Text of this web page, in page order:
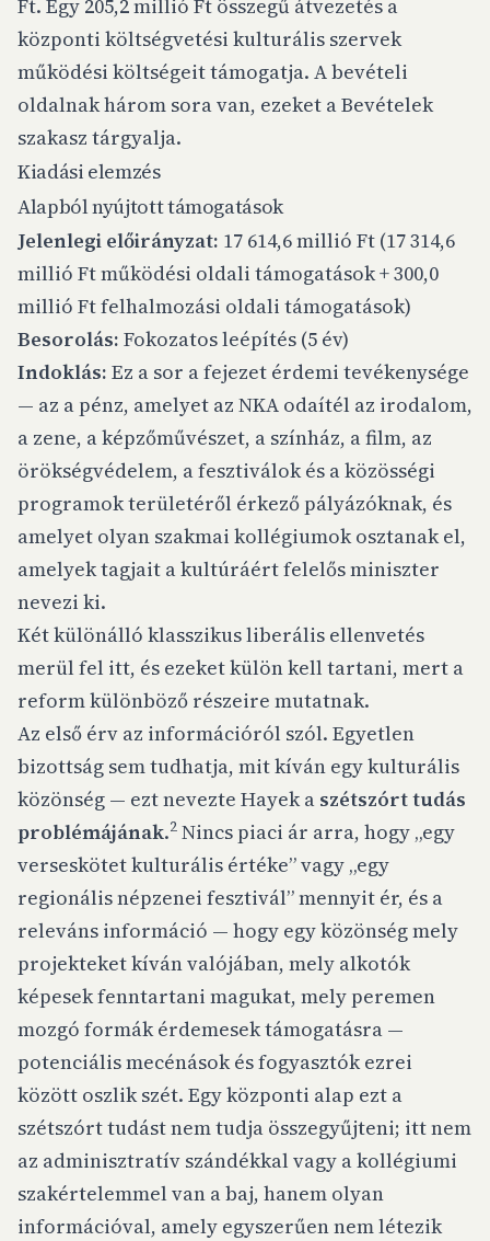
Ft. Egy 205,2 millió Ft összegű átvezetés a
központi költségvetési kulturális szervek
működési költségeit támogatja. A bevételi
oldalnak három sora van, ezeket a Bevételek
szakasz tárgyalja.
Kiadási elemzés
Alapból nyújtott támogatások
Jelenlegi előirányzat: 17 614,6 millió Ft (17 314,6
millió Ft működési oldali támogatások + 300,0
millió Ft felhalmozási oldali támogatások)
Besorolás: Fokozatos leépítés (5 év)
Indoklás: Ez a sor a fejezet érdemi tevékenysége
— az a pénz, amelyet az NKA odaítél az irodalom,
a zene, a képzőművészet, a színház, a film, az
örökségvédelem, a fesztiválok és a közösségi
programok területéről érkező pályázóknak, és
amelyet olyan szakmai kollégiumok osztanak el,
amelyek tagjait a kultúráért felelős miniszter
nevezi ki.
Két különálló klasszikus liberális ellenvetés
merül fel itt, és ezeket külön kell tartani, mert a
reform különböző részeire mutatnak.
Az első érv az információról szól. Egyetlen
bizottság sem tudhatja, mit kíván egy kulturális
közönség — ezt nevezte Hayek a szétszórt tudás
problémájának.2 Nincs piaci ár arra, hogy „egy
verseskötet kulturális értéke” vagy „egy
regionális népzenei fesztivál” mennyit ér, és a
releváns információ — hogy egy közönség mely
projekteket kíván valójában, mely alkotók
képesek fenntartani magukat, mely peremen
mozgó formák érdemesek támogatásra —
potenciális mecénások és fogyasztók ezrei
között oszlik szét. Egy központi alap ezt a
szétszórt tudást nem tudja összegyűjteni; itt nem
az adminisztratív szándékkal vagy a kollégiumi
szakértelemmel van a baj, hanem olyan
információval, amely egyszerűen nem létezik